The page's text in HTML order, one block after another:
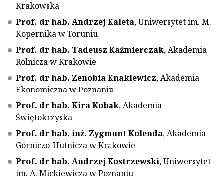
Krakowska
Prof. dr hab. Andrzej Kaleta, Uniwersytet im. M.
Kopernika w Toruniu
Prof. dr hab. Tadeusz Kaźmierczak, Akademia
Rolnicza w Krakowie
Prof. dr hab. Zenobia Knakiewicz, Akademia
Ekonomiczna w Poznaniu
Prof. dr hab. Kira Kobak, Akademia
Świętokrzyska
Prof. dr hab. inż. Zygmunt Kolenda, Akademia
Górniczo-Hutnicza w Krakowie
Prof. dr hab. Andrzej Kostrzewski, Uniwersytet
im. A. Mickiewicza w Poznaniu